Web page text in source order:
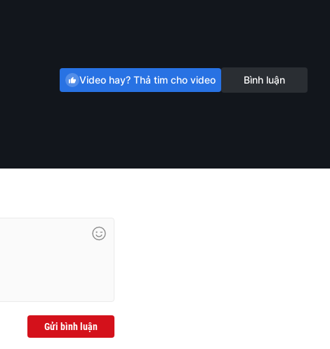
Video hay? Thả tim cho video Bình luận
Gửi bình luận